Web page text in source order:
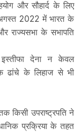
और सौहार्द के लिए
अगस्त 2022 में भारत के
राज्यसभा के सभापति
देना न केवल
ढांचे के लिहाज से भी
किसी उपराष्ट्रपति ने
प्रक्रिया के तहत